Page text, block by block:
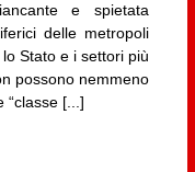
e spietata
delle metropoli
Stato e i settori più
possono nemmeno
“classe [...]